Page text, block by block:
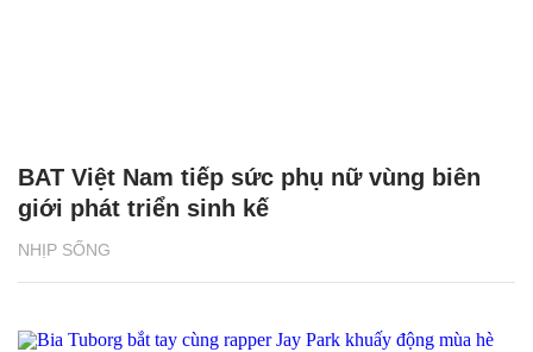
NHỊP SỐNG
BAT Việt Nam tiếp sức phụ nữ vùng biên
giới phát triển sinh kế